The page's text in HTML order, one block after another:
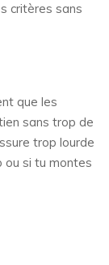
critères sans
que les
sans trop de
trop lourde
ou si tu montes